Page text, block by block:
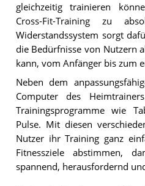
gleichzeitig trainieren
Cross-Fit-Training zu
Widerstandssystem sorgt
die Bedürfnisse von Nutzern
kann, vom Anfänger bis zum
Neben dem
Computer des
Trainingsprogramme wie
Pulse. Mit diesen
Nutzer ihr Training ganz
Fitnessziele abstimmen,
spannend, herausfordernd